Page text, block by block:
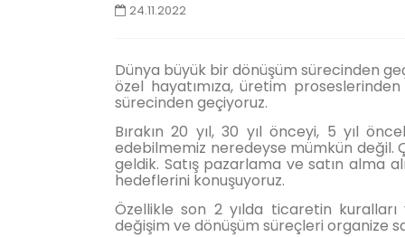
24.11.2022
Dünya büyük bir dönüşüm sürecinden
özel hayatımıza, üretim
sürecinden geçiyoruz.
Bırakın 20 yıl, 30 yıl önceyi, 5 yıl
edebilmemiz neredeyse mümkün değil.
geldik. Satış pazarlama ve satın alma
hedeflerini konuşuyoruz.
Özellikle son 2 yılda ticaretin
değişim ve dönüşüm süreçleri organize